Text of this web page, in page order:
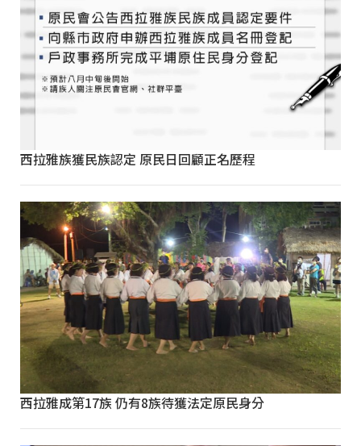
西拉雅族獲民族認定 原民日回顧正名歷程
西拉雅成第17族 仍有8族待獲法定原民身分